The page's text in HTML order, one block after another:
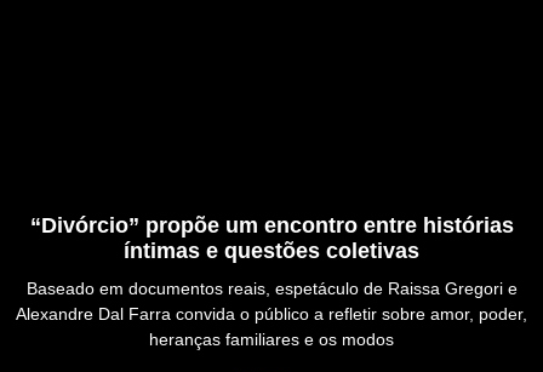
“Divórcio” propõe um encontro entre histórias
íntimas e questões coletivas
Baseado em documentos reais, espetáculo de Raissa Gregori e
Alexandre Dal Farra convida o público a refletir sobre amor, poder,
heranças familiares e os modos